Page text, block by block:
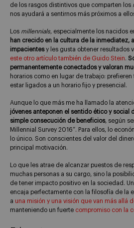
de los rasgos distintivos que comparten los
nos ayudará a sentirnos más próximos a
Los millennials, especialmente los nacidos
han crecido en la cultura de la inmediatez,
impacientesy les gusta obtener resultados
este otro artículo también de Guido Stein.
permanentemente conectados y valoran
horarios como en lugar de trabajo:
estar ligados a un horario fijo y presencial.
Aunque lo que más me ha llamado la
jóvenes anteponen el sentido ético y social
simple consecución de beneficios, según
Millennial Survey 2016”. Para ellos, lo
lo único. Son conscientes del valor del
principal motivación.
Lo que les atrae de alcanzar puestos de
muchas personas a su cargo, sino la
de tener impacto positivo en la sociedad.
encaja perfectamente con la filosofía de la
a una misión y una visión que van más allá
manteniendo un fuerte compromiso con la